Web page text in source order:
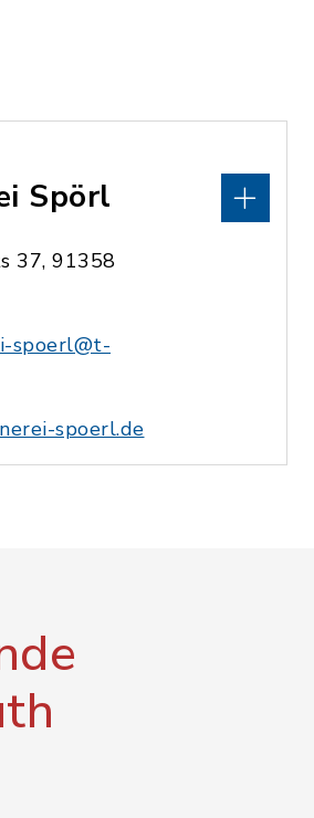
Spörl
37, 91358
spoerl@t-
spoerl.de